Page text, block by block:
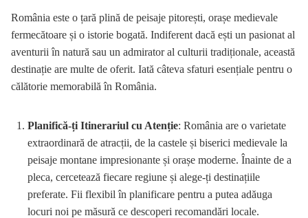
România este o țară plină de peisaje pitorești, orașe medievale
fermecătoare și o istorie bogată. Indiferent dacă ești un pasionat al
aventurii în natură sau un admirator al culturii tradiționale, această
destinație are multe de oferit. Iată câteva sfaturi esențiale pentru o
călătorie memorabilă în România.
Planifică-ți Itinerariul cu Atenție: România are o varietate
extraordinară de atracții, de la castele și biserici medievale la
peisaje montane impresionante și orașe moderne. Înainte de a
pleca, cercetează fiecare regiune și alege-ți destinațiile
preferate. Fii flexibil în planificare pentru a putea adăuga
locuri noi pe măsură ce descoperi recomandări locale.